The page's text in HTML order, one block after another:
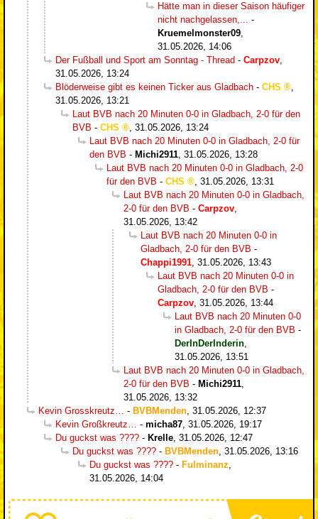
Hätte man in dieser Saison häufiger
nicht nachgelassen,... -
Kruemelmonster09,
31.05.2026, 14:06
Der Fußball und Sport am Sonntag - Thread - Carpzov,
31.05.2026, 13:24
Blöderweise gibt es keinen Ticker aus Gladbach - CHS
,
31.05.2026, 13:21
Laut BVB nach 20 Minuten 0-0 in Gladbach, 2-0 für den
BVB - CHS , 31.05.2026, 13:24
Laut BVB nach 20 Minuten 0-0 in Gladbach, 2-0 für
den BVB - Michi2911, 31.05.2026, 13:28
Laut BVB nach 20 Minuten 0-0 in Gladbach, 2-0
für den BVB - CHS , 31.05.2026, 13:31
Laut BVB nach 20 Minuten 0-0 in Gladbach,
2-0 für den BVB - Carpzov,
31.05.2026, 13:42
Laut BVB nach 20 Minuten 0-0 in
Gladbach, 2-0 für den BVB -
Chappi1991, 31.05.2026, 13:43
Laut BVB nach 20 Minuten 0-0 in
Gladbach, 2-0 für den BVB -
Carpzov, 31.05.2026, 13:44
Laut BVB nach 20 Minuten 0-0
in Gladbach, 2-0 für den BVB -
DerInDerInderin,
31.05.2026, 13:51
Laut BVB nach 20 Minuten 0-0 in Gladbach,
2-0 für den BVB - Michi2911,
31.05.2026, 13:32
Kevin Grosskreutz… - BVBMenden, 31.05.2026, 12:37
Kevin Großkreutz… - micha87, 31.05.2026, 19:17
Du guckst was ???? - Krelle, 31.05.2026, 12:47
Du guckst was ???? - BVBMenden, 31.05.2026, 13:16
Du guckst was ???? - Fulminanz,
31.05.2026, 14:04